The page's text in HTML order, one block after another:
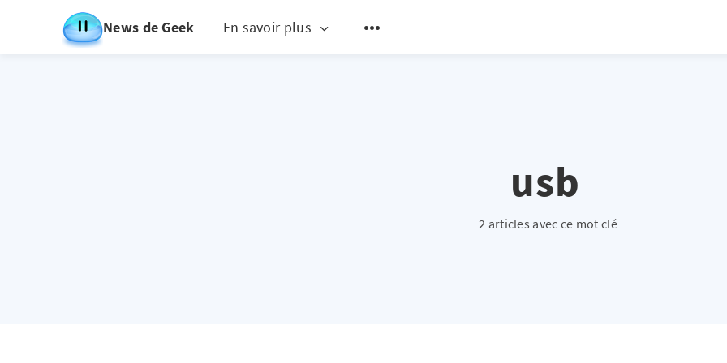
News de Geek En savoir plus
usb
2 articles avec ce mot clé